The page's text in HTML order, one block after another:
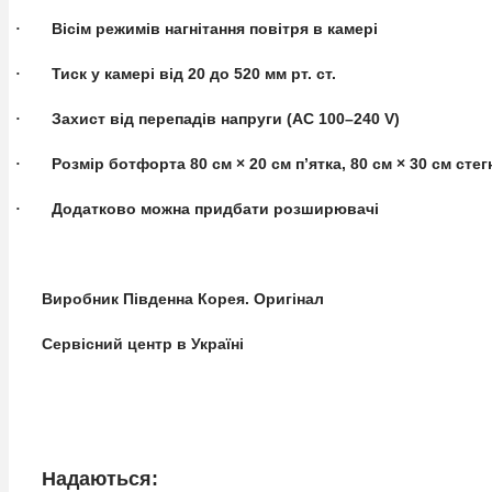
· Вісім режимів нагнітання повітря в камері
· Тиск у камері від 20 до 520 мм рт. ст.
· Захист від перепадів напруги (AC 100–240 V)
· Розмір ботфорта 80 см × 20 см п’ятка, 80 см × 30 см
· Додатково можна придбати розширювачі
Виробник Південна Корея. Оригінал
Сервісний центр в Україні
Надаються: